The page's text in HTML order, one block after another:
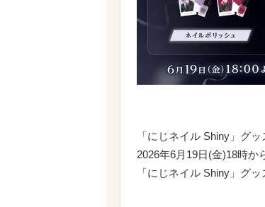
「にじネイル Shiny」グ
2026年6月19日(金)18時か
「にじネイル Shiny」グッ